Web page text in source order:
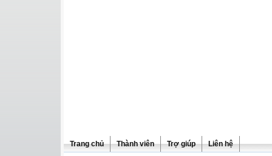
Trang chủ Thành viên Trợ giúp Liên hệ